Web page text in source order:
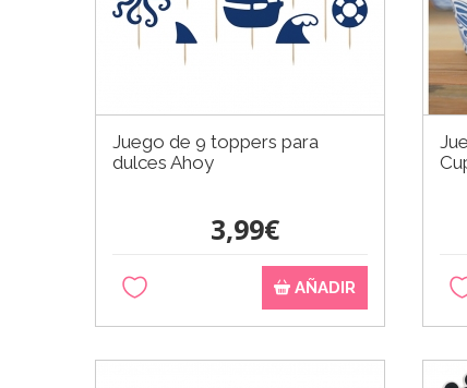
Juego de 9 toppers para
dulces Ahoy
3,99€
AÑADIR